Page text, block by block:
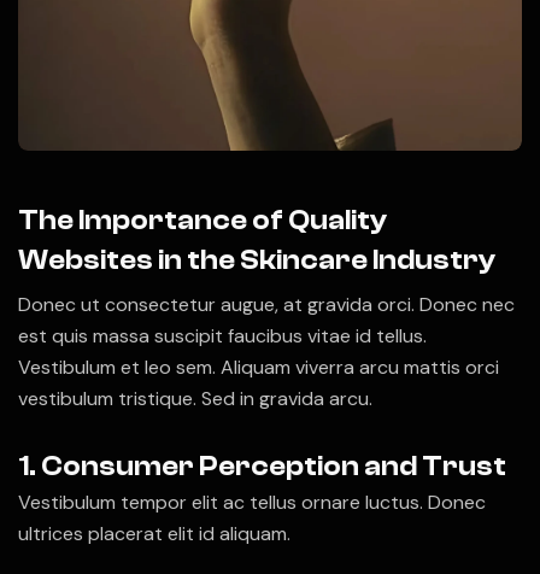
The Importance of Quality
Websites in the Skincare Industry
Donec ut consectetur augue, at gravida orci. Donec nec
est quis massa suscipit faucibus vitae id tellus.
Vestibulum et leo sem. Aliquam viverra arcu mattis orci
vestibulum tristique. Sed in gravida arcu.
1. Consumer Perception and Trust
Vestibulum tempor elit ac tellus ornare luctus. Donec
ultrices placerat elit id aliquam.